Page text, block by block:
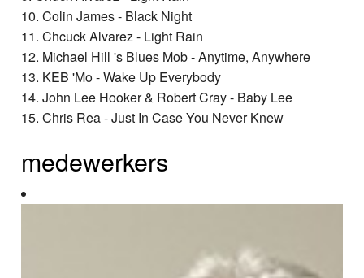
10. Colin James - Black Night
11. Chcuck Alvarez - Light Rain
12. Michael Hill 's Blues Mob - Anytime, Anywhere
13. KEB 'Mo - Wake Up Everybody
14. John Lee Hooker & Robert Cray - Baby Lee
15. Chris Rea - Just In Case You Never Knew
medewerkers